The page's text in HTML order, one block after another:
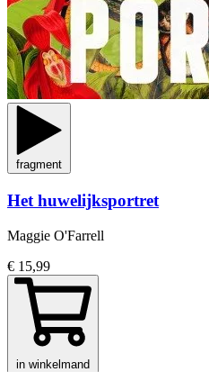
fragment
Het huwelijksportret
Maggie O'Farrell
€ 15,99
in winkelmand